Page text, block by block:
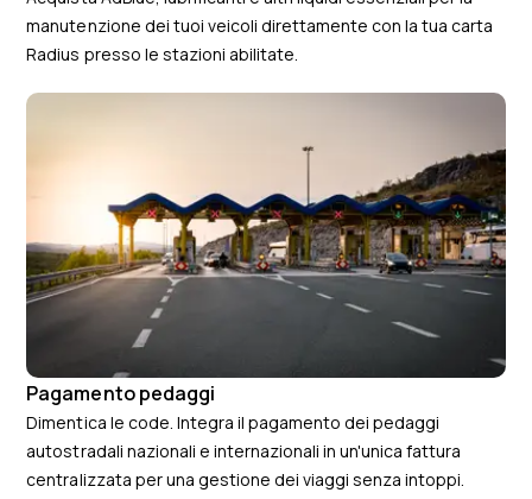
manutenzione dei tuoi veicoli direttamente con la tua carta
Radius presso le stazioni abilitate.
Pagamento pedaggi
Dimentica le code. Integra il pagamento dei pedaggi
autostradali nazionali e internazionali in un'unica fattura
centralizzata per una gestione dei viaggi senza intoppi.